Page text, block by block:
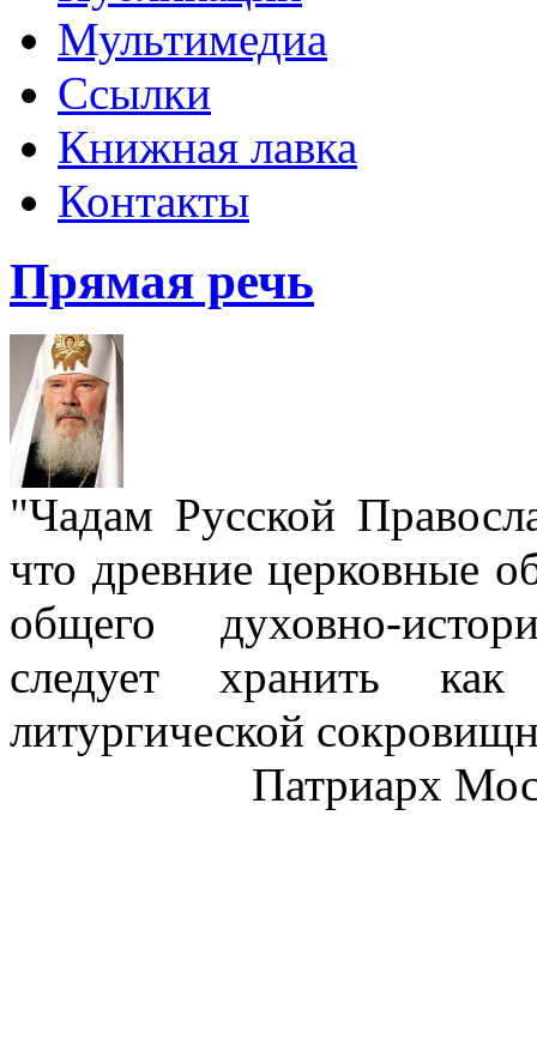
Мультимедиа
Ссылки
Книжная лавка
Контакты
Прямая речь
"Чадам Русской
что древние церковные
общего духовно-
следует хранить
литургической
Патриарх